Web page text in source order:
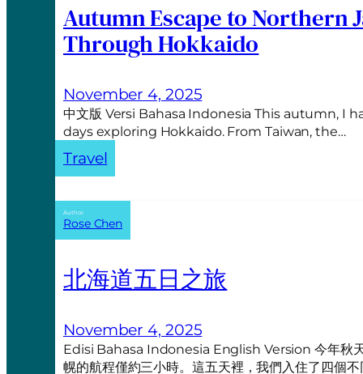
Autumn Escape to Northern
Through Hokkaido
November 4, 2025
中文版 Versi Bahasa Indonesia This autumn,
days exploring Hokkaido. From Taiwan, the…
Travel
Author:
Rose Chen
北海道五日之旅
November 4, 2025
Edisi Bahasa Indonesia English Version 今年秋
幌的航程僅約三小時。這五天裡，我們入住了四